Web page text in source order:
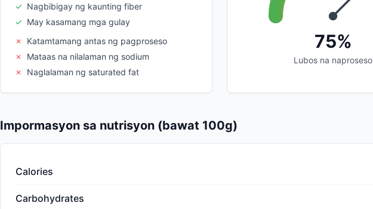
✓ Nagbibigay ng kaunting fiber
✓ May kasamang mga gulay
✗
Katamtamang antas ng pagproseso
✗
Mataas na nilalaman ng sodium
✗
Naglalaman ng saturated fat
75%
Lubos na naproseso
Impormasyon sa nutrisyon (bawat 100g)
Calories
Carbohydrates